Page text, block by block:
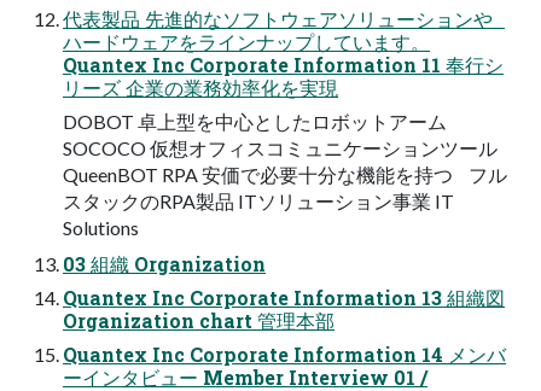
代表製品 先進的なソフトウェアソリューションや
ハードウェアをラインナップしています。
Quantex Inc Corporate Information 11 奉行シ
リーズ 企業の業務効率化を実現
DOBOT 卓上型を中心としたロボットアーム
SOCOCO 仮想オフィスコミュニケーションツール
QueenBOT RPA 安価で必要十分な機能を持つ フル
スタックのRPA製品 ITソリューション事業 IT
Solutions
03 組織 Organization
Quantex Inc Corporate Information 13 組織図
Organization chart 管理本部
Quantex Inc Corporate Information 14 メンバ
ーインタビュー Member Interview 01 /